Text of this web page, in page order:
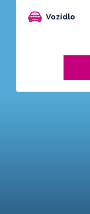
Vozidlo